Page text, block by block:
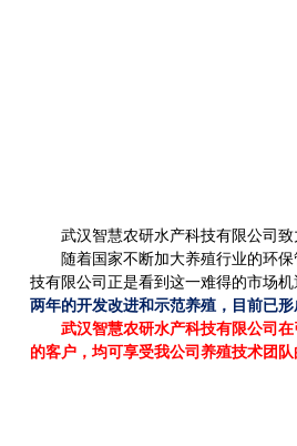
武汉智慧农研水产科技有限公司致
随着国家不断加大养殖行业的环
技有限公司正是看到这一难得的市场
两年的开发改进和示范养殖，目前已
武汉智慧农研水产科技有限公司
的客户，均可享受我公司养殖技术团